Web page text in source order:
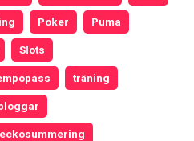
Poker Puma
Slots
träning